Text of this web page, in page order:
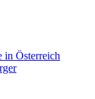
in Österreich